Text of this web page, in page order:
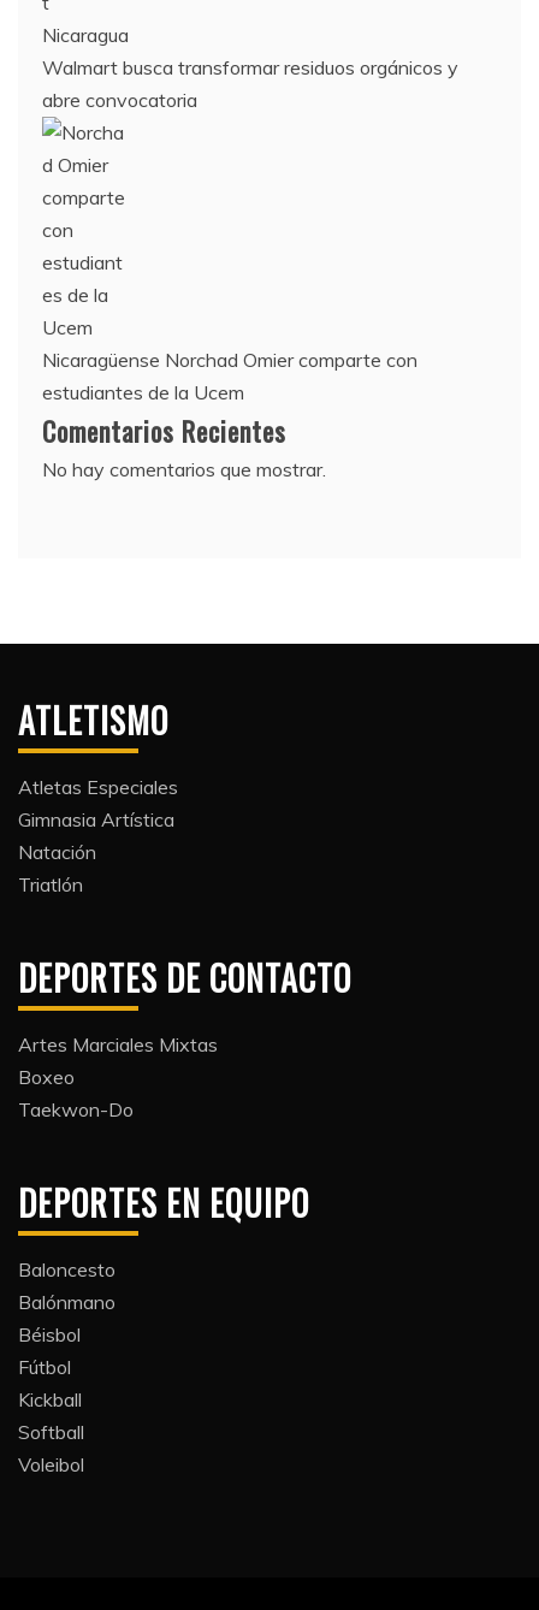
Walmart busca transformar residuos orgánicos y
abre convocatoria
Nicaragüense Norchad Omier comparte con
estudiantes de la Ucem
Comentarios Recientes
No hay comentarios que mostrar.
ATLETISMO
Atletas Especiales
Gimnasia Artística
Natación​
Triatlón​
DEPORTES DE CONTACTO
Artes Marciales Mixtas
Boxeo
Taekwon-Do
DEPORTES EN EQUIPO
Baloncesto
Balónmano
Béisbol
Fútbol
Kickball​
Softball​
Voleibol​